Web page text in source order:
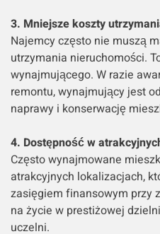
3. Mniejsze koszty
Najemcy często nie muszą
utrzymania nieruchomości.
wynajmującego. W razie
remontu, wynajmujący jest
naprawy i konserwację
4. Dostępność w
Często wynajmowane
atrakcyjnych lokalizacjach,
zasięgiem finansowym przy
na życie w prestiżowej
uczelni.